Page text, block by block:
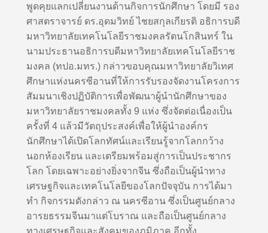
พูดคุยแลกเปลี่ยนงานด้านกิจการนักศึกษา โดยมี รอง
ศาสตราจารย์ ดร.อุดมวิทย์ ไชยสกุลเกียรติ อธิการบดี
มหาวิทยาลัยเทคโนโลยีราชมงคลรัตนโกสินทร์ ใน
นามประธานอธิการบดีมหาวิทยาลัยเทคโนโลยีราช
มงคล (ทปอ.มทร.) กล่าวขอบคุณมหาวิทยาลัยวิเทศ
ศึกษาแห่งนครซีอานที่ให้การรับรองจัดงานโครงการ
สัมมนาเชิงปฏิบัติการเพื่อพัฒนาผู้นำนักศึกษาของ
มหาวิทยาลัยราชมงคลทั้ง 9 แห่ง ซึ่งจัดต่อเนื่องเป็น
ครั้งที่ 4 แล้วมีวัตถุประสงค์เพื่อให้ผู้นำองค์กร
นักศึกษาได้เปิดโลกทัศน์และเรียนรู้จากโลกกว้าง
นอกห้องเรียน และเตรียมพร้อมสู่การเป็นประชากร
โลก โดยเฉพาะอย่างยิ่งจากจีน ซึ่งถือเป็นผู้นำทาง
เศรษฐกิจและเทคโนโลยีของโลกปัจจุบัน การได้มา
ทำ กิจกรรมดังกล่าว ณ นครซีอาน ซึ่งเป็นศูนย์กลาง
อารยธรรมจีนมาแต่โบราณ และถือเป็นศูนย์กลาง
ทางเศรษฐกิจและสังคมของภูมิภาค อีกทั้ง